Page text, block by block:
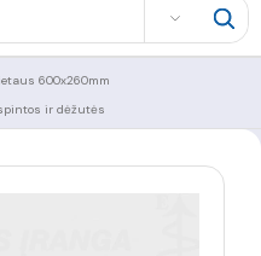
SEARCH
600x260mm
ir dėžutės